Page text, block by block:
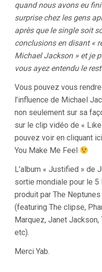
quand nous avons eu fini
surprise chez les gens
après que le single soit
conclusions en disant «
Michael Jackson » et je
vous ayez entendu le
Vous pouvez vous
l’influence de Michael
non seulement sur sa
sur le clip vidéo de «
pouvez voir en cliquant
You Make Me Feel
L’album « Justified » de
sortie mondiale pour le 5
produit par The Neptunes
(featuring The clipse,
Marquez, Janet Jackson,
etc).
Merci Yab.